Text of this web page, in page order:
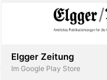
Abonnieren
Elgger Zeitung
Im Google Play Store